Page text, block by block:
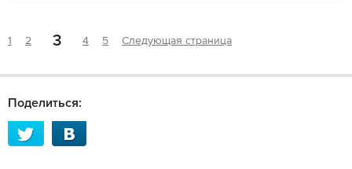
1 2 3 4 5 Следующая страница
Поделиться: